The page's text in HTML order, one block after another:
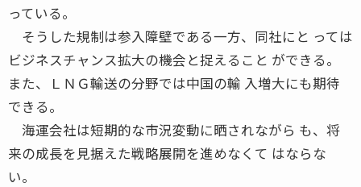
っている。
そうした規制は参入障壁である一方、同社にと っては
ビジネスチャンス拡大の機会と捉えること ができる。
また、ＬＮＧ輸送の分野では中国の輸 入増大にも期待
できる。
海運会社は短期的な市況変動に晒されながら も、将
来の成長を見据えた戦略展開を進めなくて はならな
い。